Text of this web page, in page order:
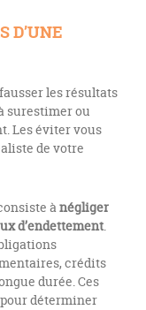
D’UNE
les résultats
surestimer ou
Les éviter vous
de votre
ànégliger
d’endettement.
crédits
durée. Ces
déterminer